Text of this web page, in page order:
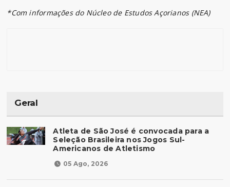
*Com informações do Núcleo de Estudos Açorianos (NEA)
Geral
Atleta de São José é convocada para a
Seleção Brasileira nos Jogos Sul-
Americanos de Atletismo
05 Ago, 2026